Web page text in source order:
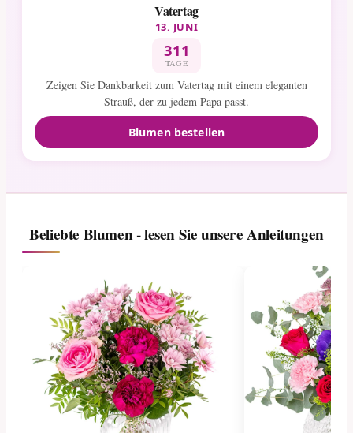
Vatertag
13. JUNI
311
TAGE
Zeigen Sie Dankbarkeit zum Vatertag mit einem eleganten
Strauß, der zu jedem Papa passt.
Blumen bestellen
Beliebte Blumen - lesen Sie unsere Anleitungen